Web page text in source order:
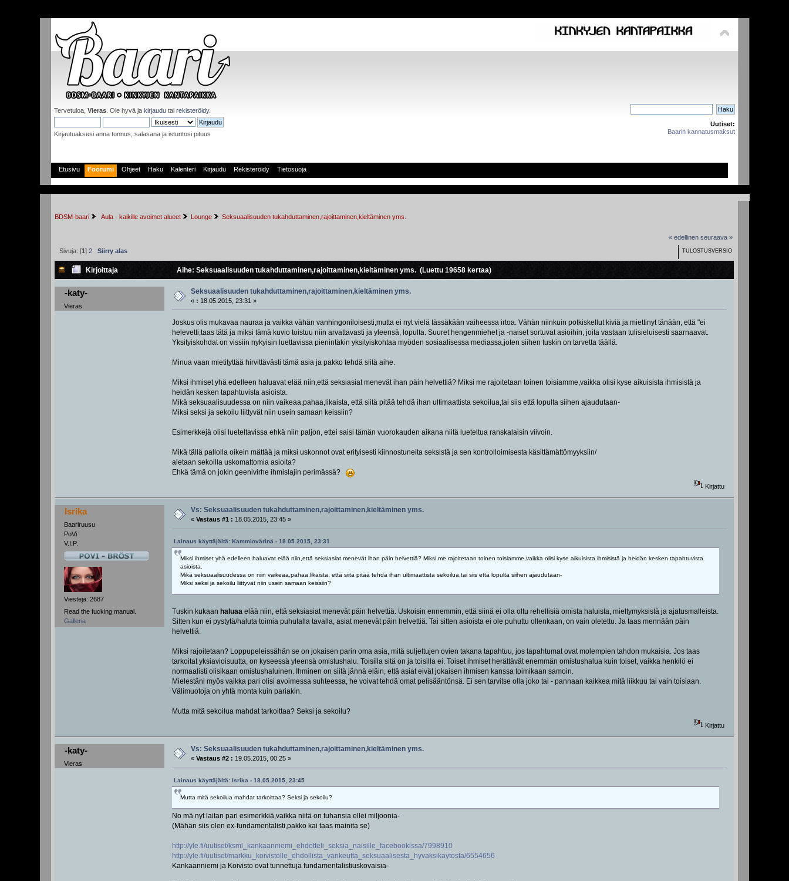
Tervetuloa,Vieras . Ole hyvä jakirjaudu tairekisteröidy.
Kirjautuaksesi anna tunnus, salasana ja istuntosi pituus
Uutiset:
Baarin kannatusmaksut
Etusivu Foorumi Ohjeet Haku Kalenteri Kirjaudu Rekisteröidy Tietosuoja
BDSM-baari Aula - kaikille avoimet alueet Lounge Seksuaalisuuden tukahduttaminen,rajoittaminen,kieltäminen yms.
« edellinen seuraava »
TULOSTUSVERSIO
Sivuja: [1]2 Siirry alas
Kirjoittaja Aihe: Seksuaalisuuden tukahduttaminen,rajoittaminen,kieltäminen yms. (Luettu 19658 kertaa)
-katy-
Vieras
Seksuaalisuuden tukahduttaminen,rajoittaminen,kieltäminen yms.
« : 18.05.2015, 23:31 »
Joskus olis mukavaa nauraa ja vaikka vähän vanhingoniloisesti,mutta ei nyt vielä tässäkään vaiheessa irtoa. Vähän niinkuin potkiskellut kiviä ja miettinyt tänään, että "ei
helevetti,taas tätä ja miksi tämä kuvio toistuu niin arvattavasti ja yleensä, lopulta. Suuret hengenmiehet ja -naiset sortuvat asioihin, joita vastaan tulisieluisesti saarnaavat.
Yksityiskohdat on vissiin nykyisin luettavissa pienintäkin yksityiskohtaa myöden sosiaalisessa mediassa,joten siihen tuskin on tarvetta täällä.
Minua vaan mietityttää hirvittävästi tämä asia ja pakko tehdä siitä aihe.
Miksi ihmiset yhä edelleen haluavat elää niin,että seksiasiat menevät ihan päin helvettiä? Miksi me rajoitetaan toinen toisiamme,vaikka olisi kyse aikuisista ihmisistä ja
heidän kesken tapahtuvista asioista.
Mikä seksuaalisuudessa on niin vaikeaa,pahaa,likaista, että siitä pitää tehdä ihan ultimaattista sekoilua,tai siis että lopulta siihen ajaudutaan-
Miksi seksi ja sekoilu liittyvät niin usein samaan keissiin?
Esimerkkejä olisi lueteltavissa ehkä niin paljon, ettei saisi tämän vuorokauden aikana niitä lueteltua ranskalaisin viivoin.
Mikä tällä pallolla oikein mättää ja miksi uskonnot ovat erityisesti kiinnostuneita seksistä ja sen kontrolloimisesta käsittämättömyyksiin/
aletaan sekoilla uskomattomia asioita?
Ehkä tämä on jokin geenivirhe ihmislajin perimässä?
Kirjattu
Isrika
Baariruusu
PoVi
V.I.P.
Viestejä: 2687
Read the fucking manual.
Galleria
Vs: Seksuaalisuuden tukahduttaminen,rajoittaminen,kieltäminen yms.
«Vastaus #1 : 18.05.2015, 23:45 »
Lainaus käyttäjältä: Kammiovärinä - 18.05.2015, 23:31
Miksi ihmiset yhä edelleen haluavat elää niin,että seksiasiat menevät ihan päin helvettiä? Miksi me rajoitetaan toinen toisiamme,vaikka olisi kyse aikuisista ihmisistä ja heidän kesken tapahtuvista
asioista.
Mikä seksuaalisuudessa on niin vaikeaa,pahaa,likaista, että siitä pitää tehdä ihan ultimaattista sekoilua,tai siis että lopulta siihen ajaudutaan-
Miksi seksi ja sekoilu liittyvät niin usein samaan keissiin?
Tuskin kukaan haluaaelää niin, että seksiasiat menevät päin helvettiä. Uskoisin ennemmin, että siinä ei olla oltu rehellisiä omista haluista, mieltymyksistä ja ajatusmalleista.
Sitten kun ei pystytä/haluta toimia puhutalla tavalla, asiat menevät päin helvettiä. Tai sitten asioista ei ole puhuttu ollenkaan, on vain oletettu. Ja taas mennään päin
helvettiä.
Miksi rajoitetaan? Loppupeleissähän se on jokaisen parin oma asia, mitä suljettujen ovien takana tapahtuu, jos tapahtumat ovat molempien tahdon mukaisia. Jos taas
tarkoitat yksiavioisuutta, on kyseessä yleensä omistushalu. Toisilla sitä on ja toisilla ei. Toiset ihmiset herättävät enemmän omistushalua kuin toiset, vaikka henkilö ei
normaalisti olisikaan omistushaluinen. Ihminen on siitä jännä eläin, että asiat eivät jokaisen ihmisen kanssa toimikaan samoin.
Mielestäni myös vaikka pari olisi avoimessa suhteessa, he voivat tehdä omat pelisääntönsä. Ei sen tarvitse olla joko tai - pannaan kaikkea mitä liikkuu tai vain toisiaan.
Välimuotoja on yhtä monta kuin pariakin.
Mutta mitä sekoilua mahdat tarkoittaa? Seksi ja sekoilu?
Kirjattu
-katy-
Vieras
Vs: Seksuaalisuuden tukahduttaminen,rajoittaminen,kieltäminen yms.
«Vastaus #2 : 19.05.2015, 00:25 »
Lainaus käyttäjältä: Isrika - 18.05.2015, 23:45
Mutta mitä sekoilua mahdat tarkoittaa? Seksi ja sekoilu?
No mä nyt laitan pari esimerkkiä,vaikka niitä on tuhansia ellei miljoonia-
(Mähän siis olen ex-fundamentalisti,pakko kai taas mainita se)
http://yle.fi/uutiset/ksml_kankaanniemi_ehdotteli_seksia_naisille_facebookissa/7998910
http://yle.fi/uutiset/markku_koivistolle_ehdollista_vankeutta_seksuaalisesta_hyvaksikaytosta/6554656
Kankaanniemi ja Koivisto ovat tunnettuja fundamentalistiuskovaisia-